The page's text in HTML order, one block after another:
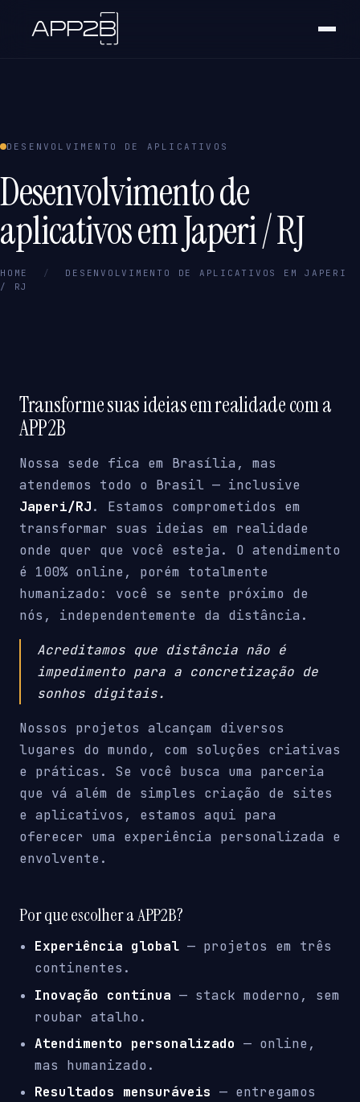
DESENVOLVIMENTO DE APLICATIVOS
Desenvolvimento de
aplicativos em Japeri / RJ
HOME /
DESENVOLVIMENTO DE APLICATIVOS EM JAPERI
/ RJ
Transforme suas ideias em realidade com a
APP2B
Nossa sede fica em Brasília, mas
atendemos todo o Brasil — inclusive
Japeri/RJ. Estamos comprometidos em
transformar suas ideias em realidade
onde quer que você esteja. O atendimento
é 100% online, porém totalmente
humanizado: você se sente próximo de
nós, independentemente da distância.
Acreditamos que distância não é
impedimento para a concretização de
sonhos digitais.
Nossos projetos alcançam diversos
lugares do mundo, com soluções criativas
e práticas. Se você busca uma parceria
que vá além de simples criação de sites
e aplicativos, estamos aqui para
oferecer uma experiência personalizada e
envolvente.
Por que escolher a APP2B?
Experiência global — projetos em três
continentes.
Inovação contínua — stack moderno, sem
roubar atalho.
Atendimento personalizado — online,
mas humanizado.
Resultados mensuráveis — entregamos